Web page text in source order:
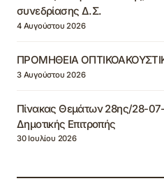
συνεδρίασης Δ.Σ.
4 Αυγούστου 2026
ΠΡΟΜΗΘΕΙΑ
3 Αυγούστου 2026
Πίνακας Θεμάτων 28ης/28-
Δημοτικής Επιτροπής
30 Ιουλίου 2026